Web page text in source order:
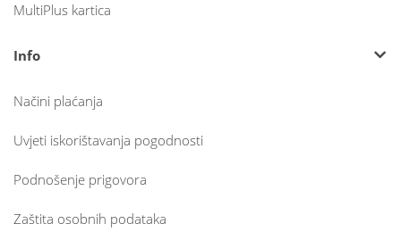
MultiPlus kartica
Info
Načini plaćanja
Uvjeti iskorištavanja pogodnosti
Podnošenje prigovora
Zaštita osobnih podataka